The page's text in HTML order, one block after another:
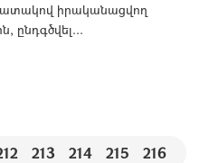
իրականացվող
ընդգծվել...
213 214 215
216